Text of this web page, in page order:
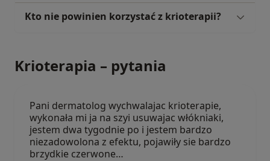
Kto nie powinien korzystać z krioterapii?
Krioterapia – pytania
Pani dermatolog wychwalajac krioterapie,
wykonała mi ja na szyi usuwajac włókniaki,
jestem dwa tygodnie po i jestem bardzo
niezadowolona z efektu, pojawiły sie bardzo
brzydkie czerwone…